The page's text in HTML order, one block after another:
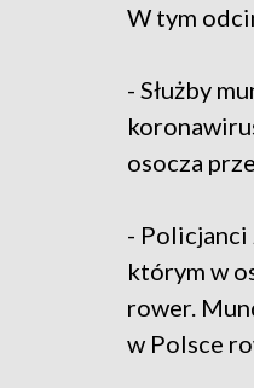
W tym
- Służby
osocza
- Policjanci
którym w
rower.
w Polsce